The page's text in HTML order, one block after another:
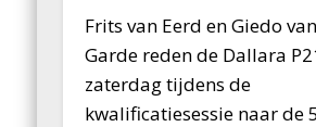
Frits van Eerd en Giedo
Garde reden de Dallara
zaterdag tijdens de
kwalificatiesessie naar de